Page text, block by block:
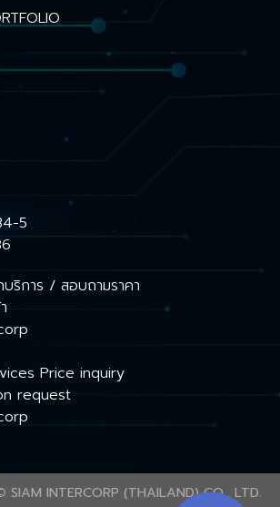
5
ริการ / สอบถามราคา
Price inquiry
request
SIAM INTERCORP (THAILAND) CO., LTD.